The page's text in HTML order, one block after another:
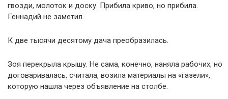
гвозди, молоток и доску. Прибила криво, но прибила.
Геннадий не заметил.
К две тысячи десятому дача преобразилась.
Зоя перекрыла крышу. Не сама, конечно, наняла рабочих, но
договаривалась, считала, возила материалы на «газели»,
которую нашла через объявление на столбе.